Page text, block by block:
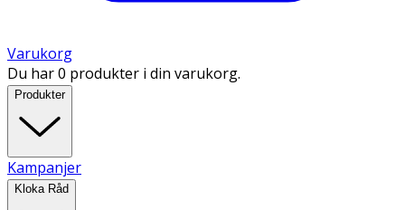
Varukorg
Du har 0 produkter i din varukorg.
Produkter
Kampanjer
Kloka Råd